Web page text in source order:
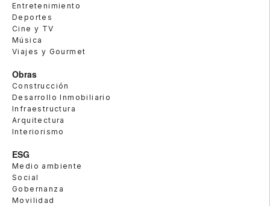
Entretenimiento
Deportes
Cine y TV
Música
Viajes y Gourmet
Obras
Construcción
Desarrollo Inmobiliario
Infraestructura
Arquitectura
Interiorismo
ESG
Medio ambiente
Social
Gobernanza
Movilidad